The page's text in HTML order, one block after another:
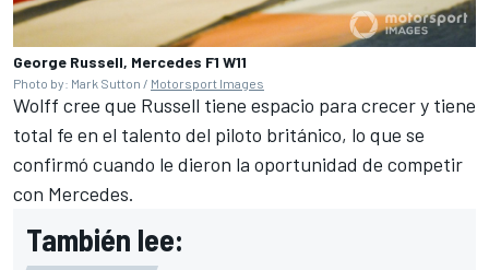
George Russell, Mercedes F1 W11
Photo by: Mark Sutton / Motorsport Images
Wolff cree que Russell tiene espacio para crecer y tiene
total fe en el talento del piloto británico, lo que se
confirmó cuando le dieron la oportunidad de competir
con Mercedes.
También lee: